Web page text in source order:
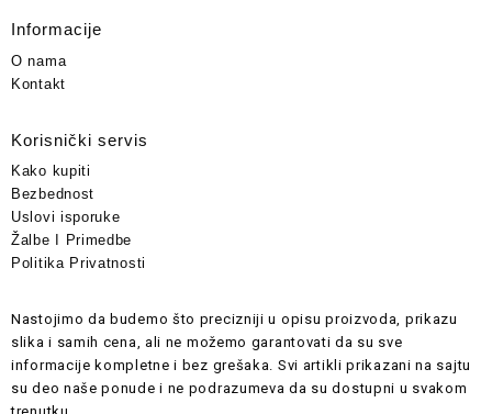
Informacije
O nama
Kontakt
Korisnički servis
Kako kupiti
Bezbednost
Uslovi isporuke
Žalbe I Primedbe
Politika Privatnosti
Nastojimo da budemo što precizniji u opisu proizvoda, prikazu
slika i samih cena, ali ne možemo garantovati da su sve
informacije kompletne i bez grešaka. Svi artikli prikazani na sajtu
su deo naše ponude i ne podrazumeva da su dostupni u svakom